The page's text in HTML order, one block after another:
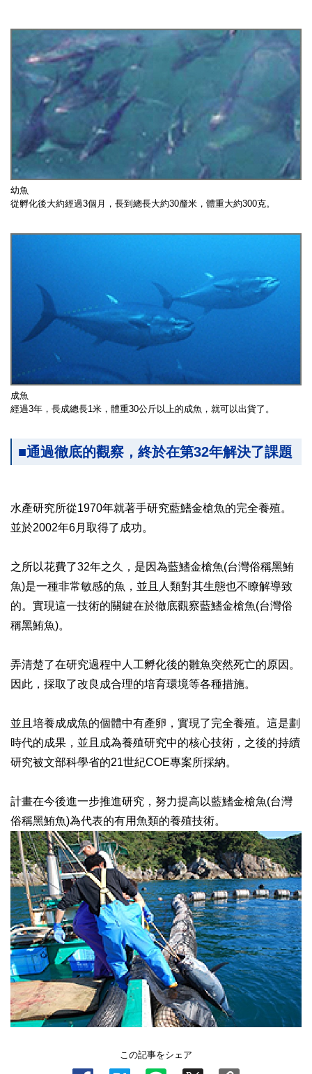
幼魚
從孵化後大約經過3個月，長到總長大約30釐米，體重大約300克。
成魚
經過3年，長成總長1米，體重30公斤以上的成魚，就可以出貨了。
■通過徹底的觀察，終於在第32年解決了課題
水產研究所從1970年就著手研究藍鰭金槍魚的完全養殖。
並於2002年6月取得了成功。
之所以花費了32年之久，是因為藍鰭金槍魚(台灣俗稱黑鮪
魚)是一種非常敏感的魚，並且人類對其生態也不瞭解導致
的。實現這一技術的關鍵在於徹底觀察藍鰭金槍魚(台灣俗
稱黑鮪魚)。
弄清楚了在研究過程中人工孵化後的雛魚突然死亡的原因。
因此，採取了改良成合理的培育環境等各種措施。
並且培養成成魚的個體中有產卵，實現了完全養殖。這是劃
時代的成果，並且成為養殖研究中的核心技術，之後的持續
研究被文部科學省的21世紀COE專案所採納。
計畫在今後進一步推進研究，努力提高以藍鰭金槍魚(台灣
俗稱黑鮪魚)為代表的有用魚類的養殖技術。
この記事をシェア